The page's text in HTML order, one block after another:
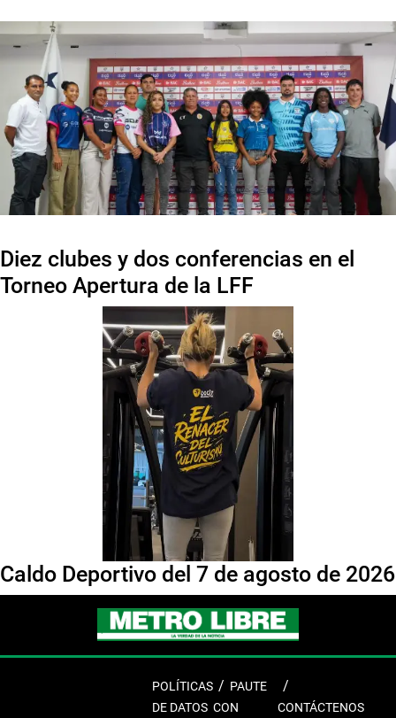
Diez clubes y dos conferencias en el
Torneo Apertura de la LFF
Caldo Deportivo del 7 de agosto de 2026
POLÍTICAS
DE DATOS
PAUTE
CON
CONTÁCTENOS